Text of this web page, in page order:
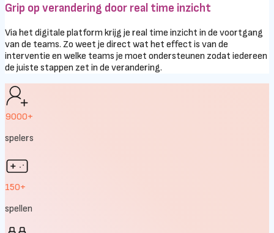
Grip op verandering door real time inzicht
Via het digitale platform krijg je real time inzicht in de voortgang
van de teams. Zo weet je direct wat het effect is van de
interventie en welke teams je moet ondersteunen zodat iedereen
de juiste stappen zet in de verandering.
9000+
spelers
150+
spellen